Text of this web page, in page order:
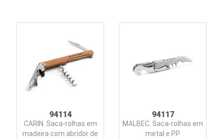
94114
CARIN. Saca-rolhas em
madeira com abridor de
94117
MALBEC. Saca-rolhas em
metal e PP